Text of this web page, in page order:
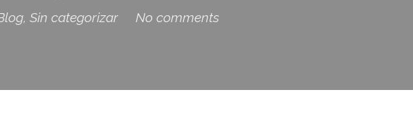
, Sin categorizar No comments